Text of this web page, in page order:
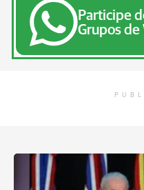
Participe
Grupos